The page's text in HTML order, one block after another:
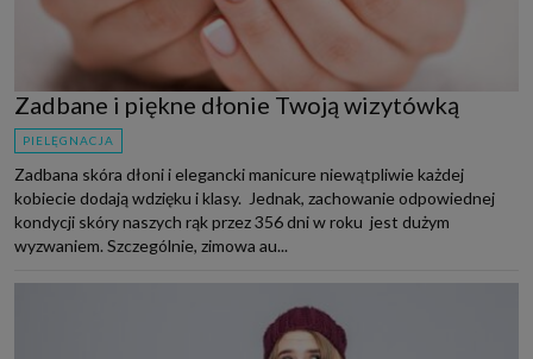
Zadbane i piękne dłonie Twoją wizytówką
PIELĘGNACJA
Zadbana skóra dłoni i elegancki manicure niewątpliwie każdej
kobiecie dodają wdzięku i klasy. Jednak, zachowanie odpowiednej
kondycji skóry naszych rąk przez 356 dni w roku jest dużym
wyzwaniem. Szczególnie, zimowa au...